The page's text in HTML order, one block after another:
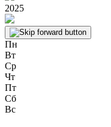
2025
Пн
Вт
Ср
Чт
Пт
Сб
Вс